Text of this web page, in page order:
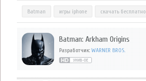
Batman игры iphone скачать бесплатно
Batman: Arkham Origins
Разработчик: WARNER BROS.